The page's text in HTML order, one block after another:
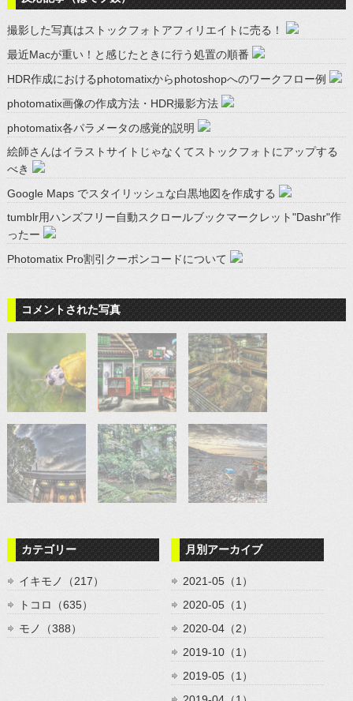
撮影した写真はストックフォトアフィリエイトに売る！
最近Macが重い！と感じたときに行う処置の順番
HDR作成におけるphotomatixからphotoshopへのワークフロー例
photomatix画像の作成方法・HDR撮影方法
photomatix各パラメータの感覚的説明
絵師さんはイラストサイトじゃなくてストックフォトにアップする
べき
Google Maps でスタイリッシュな白黒地図を作成する
tumblr用ハンズフリー自動スクロールブックマークレット"Dashr"作
ったー
Photomatix Pro割引クーポンコードについて
コメントされた写真
カテゴリー
イキモノ（217）
トコロ（635）
モノ（388）
月別アーカイブ
2021-05（1）
2020-05（1）
2020-04（2）
2019-10（1）
2019-05（1）